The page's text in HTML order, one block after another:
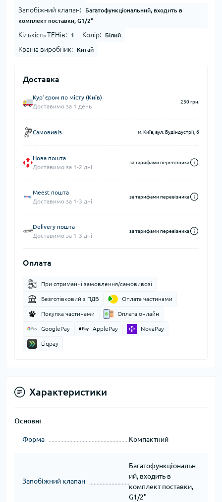
Запобіжний клапан:
Багатофункціональний, входить в
комплект поставки, G1/2"
Кількість ТЕНів: 1 Колір: Білий
Країна виробник: Китай
Доставка
Курʼєром по місту (Київ)
Доставимо за 1 день
250 грн.
Самовивіз м. Київ, вул. Будіндустрії, 6
Нова пошта
Доставимо за 1-2 дні
за тарифами перевізника
Meest пошта
Доставимо за 1-3 дні
за тарифами перевізника
Delivery пошта
Доставимо за 1-3 дні
за тарифами перевізника
Оплата
При отриманні замовлення/самовивозі
Безготівковий з ПДВ Оплата частинами
Покупка частинами Оплата онлайн
GooglePay ApplePay NovaPay
Liqpay
Характеристики
Основні
Форма Компактний
Запобіжний клапан
Багатофункціональн
ий, входить в
комплект поставки,
G1/2"